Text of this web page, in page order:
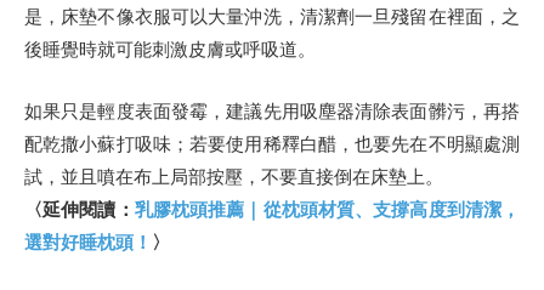
是，床墊不像衣服可以大量沖洗，清潔劑一旦殘留在裡面，之
後睡覺時就可能刺激皮膚或呼吸道。
如果只是輕度表面發霉，建議先用吸塵器清除表面髒污，再搭
配乾撒小蘇打吸味；若要使用稀釋白醋，也要先在不明顯處測
試，並且噴在布上局部按壓，不要直接倒在床墊上。
〈延伸閱讀： 乳膠枕頭推薦｜從枕頭材質、支撐高度到清潔，
選對好睡枕頭！ 〉